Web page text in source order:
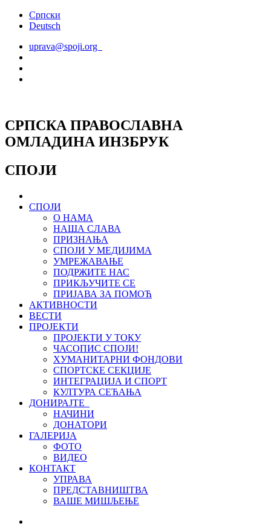
СкочитеСрпски
Deutsch
uprava@spoji.org
СРПСКА ПРАВОСЛАВНА
ОМЛАДИНА ИНЗБРУК
СПОЈИ
СПОЈИ
О НАМА
НАША СЛАВА
ПРИЗНАЊА
СПОЈИ У МЕДИЈИМА
УМРЕЖАВАЊЕ
ПОДРЖИТЕ НАС
ПРИКЉУЧИТЕ СЕ
ПРИЈАВА ЗА ПОМОЋ
АКТИВНОСТИ
ВЕСТИ
ПРОЈЕКТИ
ПРОЈЕКТИ У ТОКУ
ЧАСОПИС СПОЈИ!
ХУМАНИТАРНИ ФОНДОВИ
СПОРТСКЕ СЕКЦИЈЕ
ИНТЕГРАЦИЈА И СПОРТ
КУЛТУРА СЕЋАЊА
ДОНИРАЈТЕ
НАЧИНИ
ДОНАТОРИ
ГАЛЕРИЈА
ФОТО
ВИДЕО
КОНТАКТ
УПРАВА
ПРЕДСТАВНИШТВА
ВАШЕ МИШЉЕЊЕ